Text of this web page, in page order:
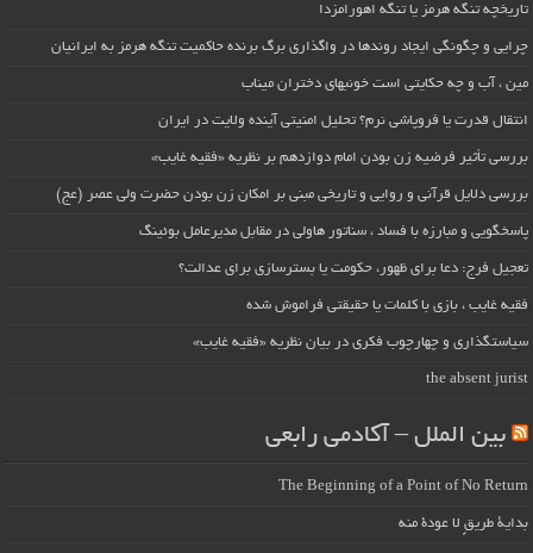
تاریخچه تنگه هرمز یا تنگه اهورامزدا
چرایی و چگونگی ایجاد روندها در واگذاری برگ برنده حاکمیت تنگه هرمز به ایرانیان
مین ، آب و چه حکایتی است خونبهای دختران میناب
انتقال قدرت یا فروپاشی نرم؟ تحلیل امنیتی آینده ولایت در ایران
بررسی تأثیر فرضیه زن بودن امام دوازدهم بر نظریه «فقیه غایب»
بررسی دلایل قرآنی و روایی و تاریخی مبنی بر امکان زن بودن حضرت ولی عصر (عج)
پاسخگویی و مبارزه با فساد ، سناتور هاولی در مقابل مدیرعامل بوئینگ
تعجیل فرج: دعا برای ظهور، حکومت یا بسترسازی برای عدالت؟
فقیه غایب ، بازی با کلمات یا حقیقتی فراموش شده
سیاستگذاری و چهارچوب فکری در بیان نظریه «فقیه غایب»
the absent jurist
بین الملل – آکادمی رابعی
The Beginning of a Point of No Return
بداية طريقٍ لا عودة منه